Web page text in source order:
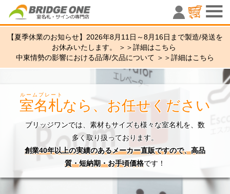
室名札・
【夏季休業のお知らせ】2026年8月11日～8月16日まで製造/発送を
お休みいたします。 ＞＞詳細はこちら
中東情勢の影響における品薄/欠品について ＞＞詳細はこちら
室名札
ルームプレート
なら、お任せください
ブリッジワンでは、素材もサイズも様々な室名札を、数
多く取り扱っております。
創業40年以上の実績のあるメーカー直販ですので、高品
質・短納期・お手頃価格です！